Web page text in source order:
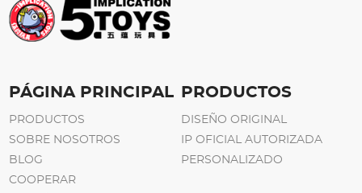
PÁGINA PRINCIPAL
PRODUCTOS
SOBRE NOSOTROS
BLOG
COOPERAR
PRODUCTOS
DISEÑO ORIGINAL
IP OFICIAL AUTORIZADA
PERSONALIZADO